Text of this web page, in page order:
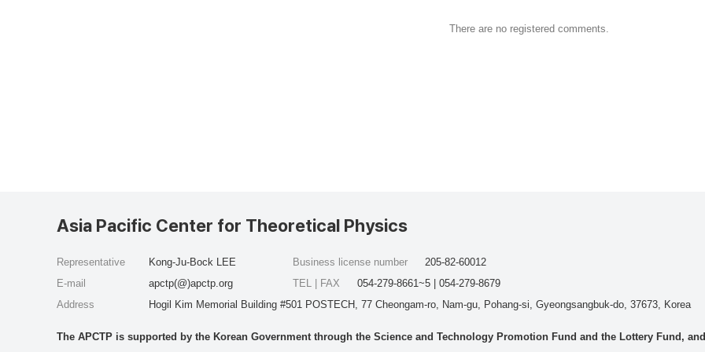
There are no registered comments.
Asia Pacific Center for Theoretical Physics
Representative
Kong-Ju-Bock LEE
E-mail
apctp(@)apctp.org
Address
Hogil Kim Memorial Building #501 POSTECH, 77 Cheongam-ro, Nam-gu, Pohang-si, Gyeongsangbuk-do, 37673, Korea
Business license number
205-82-60012
TEL | FAX
054-279-8661~5 | 054-279-8679
The APCTP is supported by the Korean Government through the Science and Technology Promotion Fund and the Lottery Fund,